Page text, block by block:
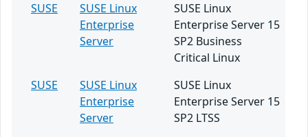
SUSE
SUSE Linux
Enterprise
Server
SUSE Linux
Enterprise Server 15
SP2 Business
Critical Linux
SUSE
SUSE Linux
Enterprise
Server
SUSE Linux
Enterprise Server 15
SP2 LTSS